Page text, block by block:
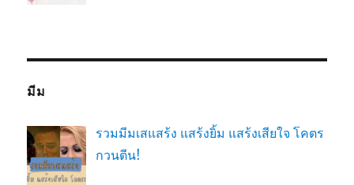
มีม
รวมมีมเสแสร้ง แสร้งยิ้ม แสร้งเสียใจ โคตร
กวนตีน!